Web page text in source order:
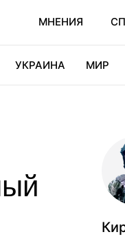
МНЕНИЯ
УКРАИНА МИР